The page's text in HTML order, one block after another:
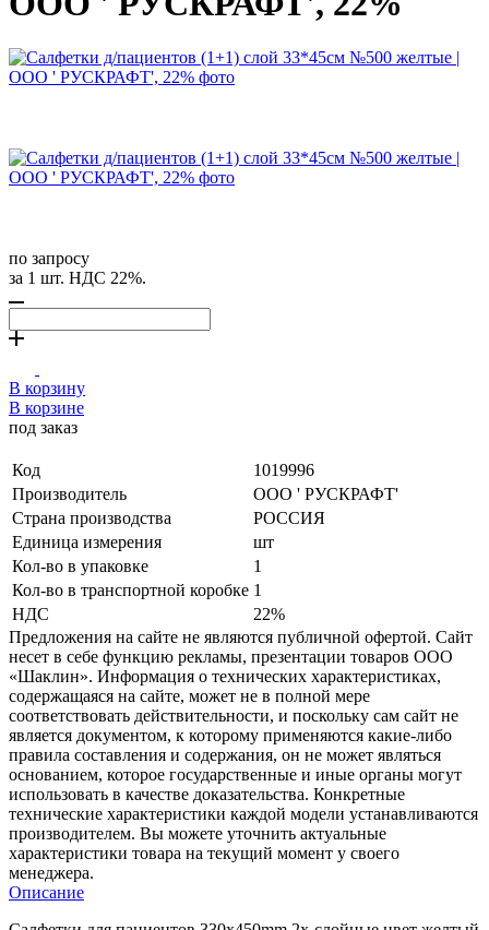
по запросу
за 1 шт. НДС 22%.
В корзину
В корзине
под заказ
Код
1019996
Производитель
ООО ' РУСКРАФТ'
Страна производства
РОССИЯ
Единица измерения
шт
Кол-во в упаковке
1
Кол-во в транспортной коробке 1
НДС
22%
Предложения на сайте не являются публичной офертой. Сайт
несет в себе функцию рекламы, презентации товаров ООО
«Шаклин». Информация о технических характеристиках,
содержащаяся на сайте, может не в полной мере
соответствовать действительности, и поскольку сам сайт не
является документом, к которому применяются какие-либо
правила составления и содержания, он не может являться
основанием, которое государственные и иные органы могут
использовать в качестве доказательства. Конкретные
технические характеристики каждой модели устанавливаются
производителем. Вы можете уточнить актуальные
характеристики товара на текущий момент у своего
менеджера.
Описание